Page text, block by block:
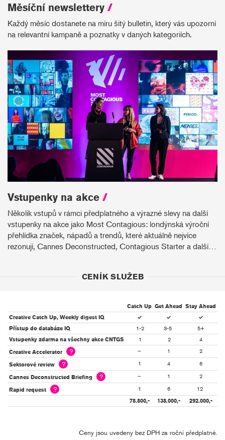
Měsíční newslettery /
Každý měsíc dostanete na míru šitý bulletin, který vás upozorní
na relevantní kampaně a poznatky v daných kategoriích.
Vstupenky na akce /
Několik vstupů v rámci předplatného a výrazné slevy na další
vstupenky na akce jako Most Contagious: londýnská výroční
přehlídka značek, nápadů a trendů, které aktuálně nejvíce
rezonují, Cannes Deconstructed, Contagious Starter a další…
CENÍK SLUŽEB
Catch Up Get Ahead Stay Ahead
Creative Catch Up, Weekly digest IQ
✓ ✓
✓
Přístup do databáze IQ
1-2 3-5
5+
Vstupenky zdarma na všechny akce CNTGS
1 2
4
Creative Accelerator
? – 1
2
Sektorové review
? 1 4
6
Cannes Deconstructed Briefing
? – 1
2
Rapid request
? 1 6
12
78.800,-
138.000,- 292.000,-
Ceny jsou uvedeny bez DPH za roční předplatné.